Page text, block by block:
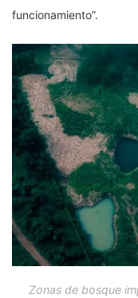
funcionamiento”.
Zonas de bosque